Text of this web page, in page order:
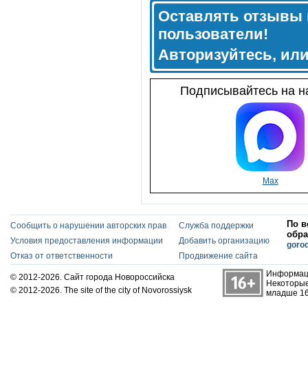
Оставлять отзывы
пользователи!
Авторизуйтесь,
Подписывайтесь на
Max
Сообщить о нарушении авторских прав
Условия предоставления информации
Отказ от ответственности
Служба поддержки
Добавить организацию
Продвижение сайта
По
© 2012-2026. Сайт города Новороссийска
© 2012-2026. The site of the city of Novorossiysk
младше